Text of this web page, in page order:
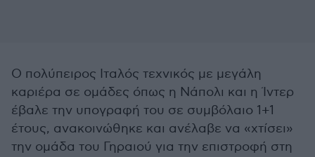
Ο πολύπειρος Ιταλός τεχνικός με μεγάλη
καριέρα σε ομάδες όπως η Νάπολι και η Ίντερ
έβαλε την υπογραφή του σε συμβόλαιο 1+1
έτους, ανακοινώθηκε και ανέλαβε να «χτίσει»
την ομάδα του Γηραιού για την επιστροφή στη